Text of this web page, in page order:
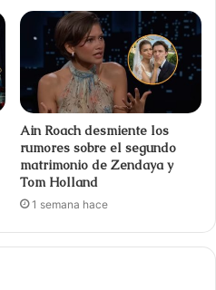
Ain Roach desmiente los
rumores sobre el segundo
matrimonio de Zendaya y
Tom Holland
1 semana hace